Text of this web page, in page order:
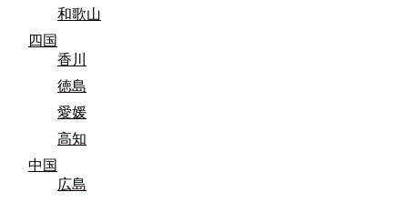
和歌山
四国
香川
徳島
愛媛
高知
中国
広島